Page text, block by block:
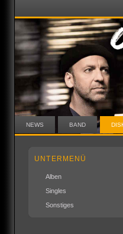
NEWS BAND
UNTERMENÜ
Alben
Singles
Sonstiges